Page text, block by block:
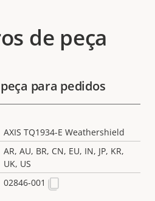
de peça
para pedidos
AXIS TQ1934-E Weathershield
AR, AU, BR, CN, EU, IN, JP, KR,
UK, US
02846-001